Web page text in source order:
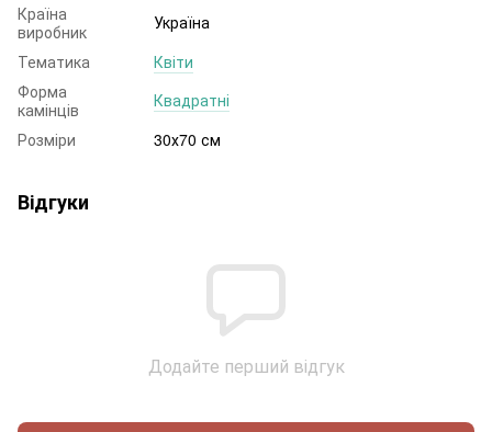
Країна
виробник
Україна
Тематика
Квіти
Форма
камінців
Квадратні
Розміри
30х70 см
Відгуки
Додайте перший відгук